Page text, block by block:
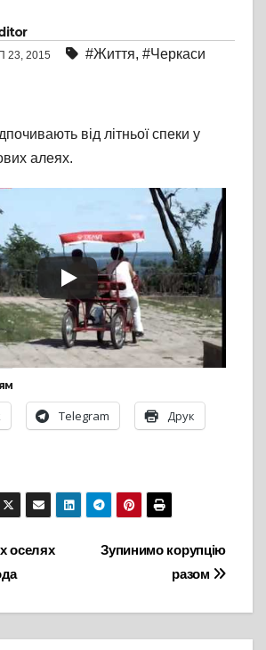
23, 2015 #Життя, #Черкаси
від літньої спеки у
алеях.
Telegram Друк
Зупинимо корупцію
разом
оселях